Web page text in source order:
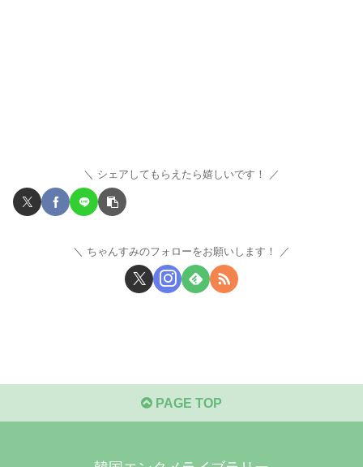
シェアしてもらえたら嬉しいです！
ちゃんすみのフォローをお願いします！
PAGE TOP